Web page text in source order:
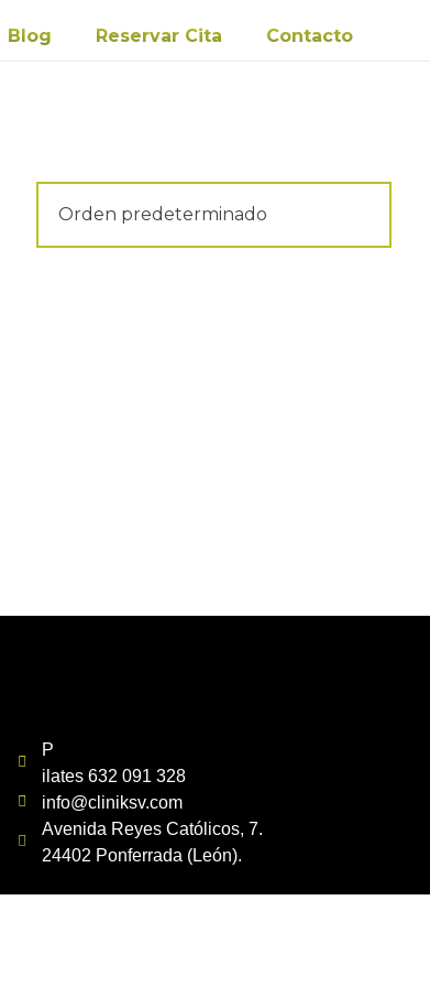
Blog Reservar Cita Contacto
P
ilates 632 091 328
info@cliniksv.com
Avenida Reyes Católicos, 7.
24402 Ponferrada (León).